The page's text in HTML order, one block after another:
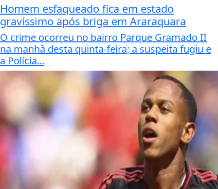
Homem esfaqueado fica em estado
gravíssimo após briga em Araraquara
O crime ocorreu no bairro Parque Gramado II
na manhã desta quinta-feira; a suspeita fugiu e
a Polícia...